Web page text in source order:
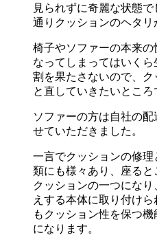
見られずに奇麗な状態
通りクッションのヘタリ
椅子やソファーの本来の
なってしまってはいく
割を果たさないので、ク
と直していきたいところ
ソファーの方は自社の
せていただきました。
一言でクッションの修
類にも様々あり、座る
クッションの一つにな
えする本体に取り付け
もクッション性を保つ
になります。